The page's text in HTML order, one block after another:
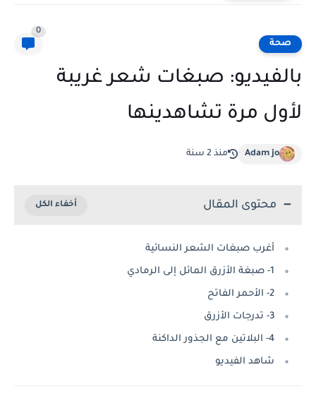
صحة
0
بالفيديو: صبغات شعر غريبة
لأول مرة تشاهدينها
Adam jo منذ 2 سنة
محتوى المقال
أغرب صبغات الشعر النسائية
1- صبغة الأزرق المائل إلى الرمادي
2- الأحمر الفاتح
3- تدرجات الأزرق
4- البلاتين مع الجذور الداكنة
شاهد الفيديو